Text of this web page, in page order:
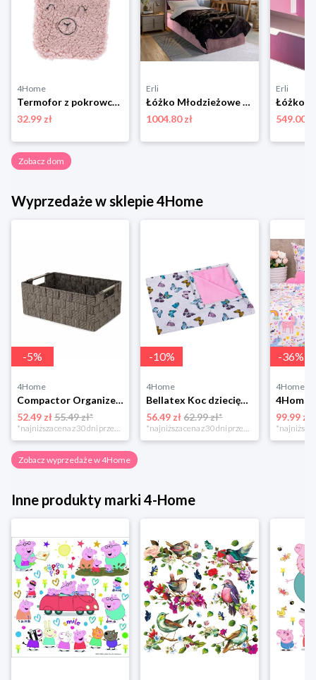
4Home
Termofor z pokrowcem z barankiem Bear różowy, 33 x 21 cm 4-Home
32.99 zł
Erli
Łóżko Młodzieżowe LENA 100 tapczan z Pojemnikiem Materac Jednosobowe
1004.80 zł
Erli
549.00 zł
Zobacz dom
Wyprzedaże w sklepie 4Home
-5%
4Home
Compactor Organizer do przechowywania Toronto, 30 x 20 x 12 cm, ciemnobrązowy
52.49 zł55.49 zł*
-10%
4Home
Bellatex Koc dziecięcy Bára Butterfly różowy, 75 x 100 cm
56.49 zł 62.99 zł*
-36%
4Home
99.99 zł
Zobacz wyprzedaże w 4Home
Inne produkty marki 4-Home